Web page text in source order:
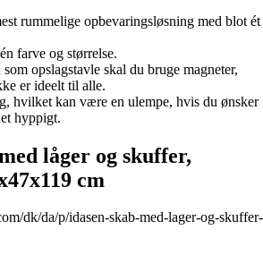
rummelige opbevaringsløsning med blot ét
farve og størrelse.
opslagstavle skal du bruge magneter,
er ideelt til alle.
hvilket kan være en ulempe, hvis du ønsker
hyppigt.
låger og skuffer,
cm
dk/da/p/idasen-skab-med-lager-og-skuffer-